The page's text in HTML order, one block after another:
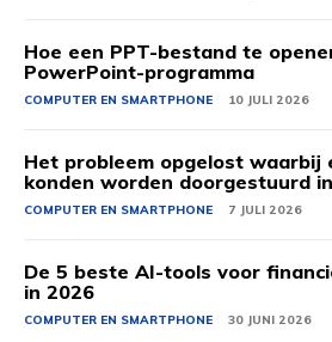
Hoe een PPT-bestand te
PowerPoint-programma
COMPUTER EN SMARTPHONE 10 JULI 2026
Het probleem opgelost waarbij
konden worden doorgestuurd
COMPUTER EN SMARTPHONE 7 JULI 2026
De 5 beste AI-tools voor
in 2026
COMPUTER EN SMARTPHONE 30 JUNI 2026